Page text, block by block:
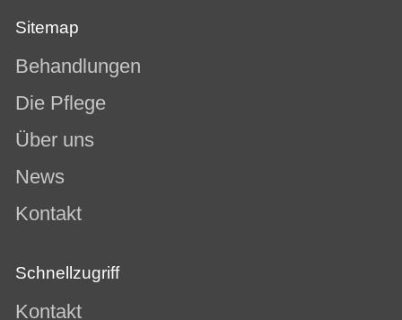
Sitemap
Behandlungen
Die Pflege
Über uns
News
Kontakt
Schnellzugriff
Kontakt